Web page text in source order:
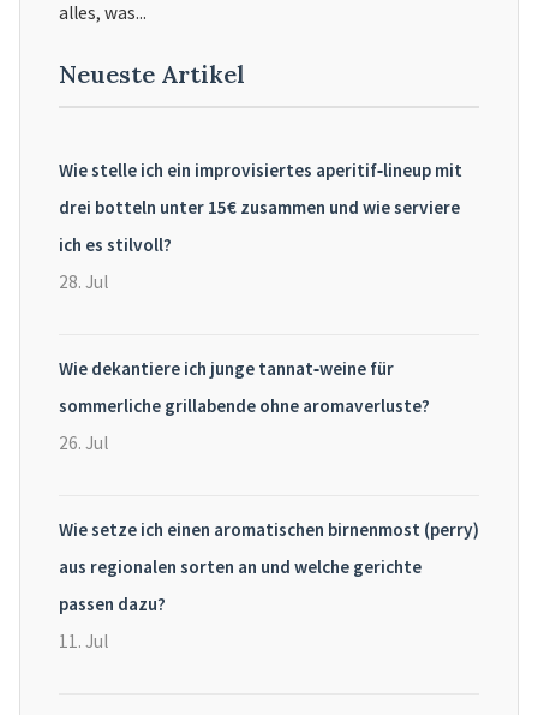
alles, was...
Neueste Artikel
Wie stelle ich ein improvisiertes aperitif‑lineup mit
drei botteln unter 15€ zusammen und wie serviere
ich es stilvoll?
28. Jul
Wie dekantiere ich junge tannat‑weine für
sommerliche grillabende ohne aromaverluste?
26. Jul
Wie setze ich einen aromatischen birnenmost (perry)
aus regionalen sorten an und welche gerichte
passen dazu?
11. Jul